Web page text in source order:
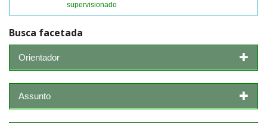
supervisionado
Busca facetada
Orientador
Assunto